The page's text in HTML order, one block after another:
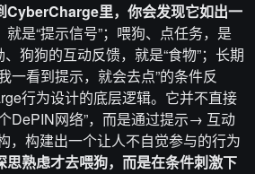
CyberCharge里，你会发现它如出一
是“提示信号”；喂狗、点任务，是
、狗狗的互动反馈，就是“食物”；长期
一看到提示，就会去点”的条件反
行为设计的底层逻辑。它并不直接
DePIN网络”，而是通过提示→ 互动
，构建出一个让人不自觉参与的行为
思熟虑才去喂狗，而是在条件刺激下